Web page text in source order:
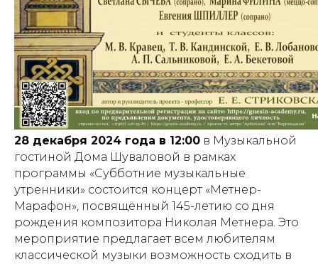
28 декабря 2024 года в 12:00 в Музыкальной
гостиной Дома Шуваловой в рамках
программы «Субботние музыкальные
утренники» состоится концерт «Метнер-
Марафон», посвящённый 145-летию со дня
рождения композитора Николая Метнера. Это
мероприятие предлагает всем любителям
классической музыки возможность сходить в